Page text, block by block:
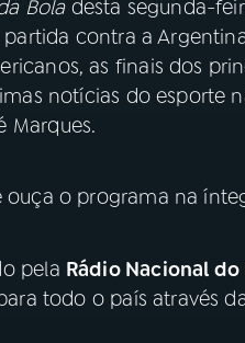
Boladesta segunda-
contra a
as finais dos
notícias do esporte
Marques.
ouça o programa na
pela Rádio Nacional
todo o país através